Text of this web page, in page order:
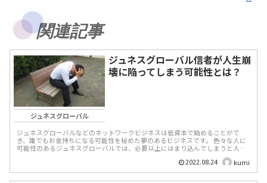
関連記事
ジュネスグローバル
ジュネスグローバル信者が人生崩
壊に陥ってしまう可能性とは？
ジュネスグローバルなどのネットワークビジネスは低資本で始めることがで
き、誰でもお金持ちになる可能性を秘めた夢のあるビジネスです。 色々な人に
可能性のあるジュネスグローバルでは、必要以上にはまり込んでしまうと人生
2022.08.24 kumi